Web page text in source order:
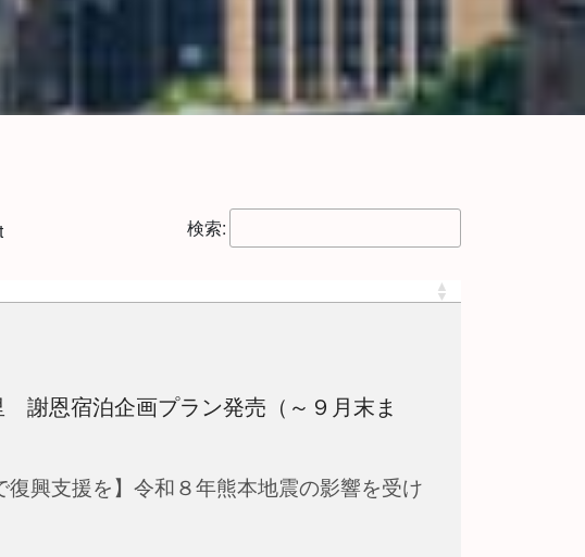
検索:
恩宿泊企画プラン発売（～９月末ま
興支援を】令和８年熊本地震の影響を受け